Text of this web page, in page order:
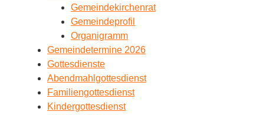
Gemeindekirchenrat
Gemeindeprofil
Organigramm
Gemeindetermine 2026
Gottesdienste
Abendmahlgottesdienst
Familiengottesdienst
Kindergottesdienst